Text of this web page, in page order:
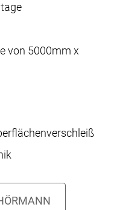
von 5000mm x